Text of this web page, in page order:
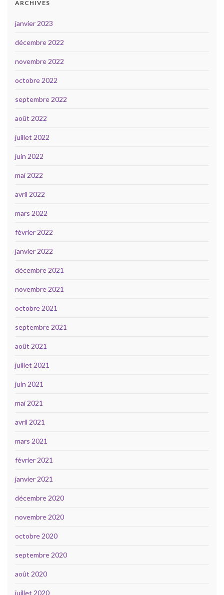
ARCHIVES
janvier 2023
décembre 2022
novembre 2022
octobre 2022
septembre 2022
août 2022
juillet 2022
juin 2022
mai 2022
avril 2022
mars 2022
février 2022
janvier 2022
décembre 2021
novembre 2021
octobre 2021
septembre 2021
août 2021
juillet 2021
juin 2021
mai 2021
avril 2021
mars 2021
février 2021
janvier 2021
décembre 2020
novembre 2020
octobre 2020
septembre 2020
août 2020
juillet 2020